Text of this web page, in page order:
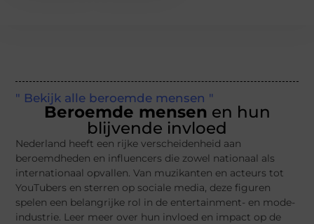
" Bekijk alle beroemde mensen "
Beroemde mensen en hun
blijvende invloed
Nederland heeft een rijke verscheidenheid aan
beroemdheden en influencers die zowel nationaal als
internationaal opvallen. Van muzikanten en acteurs tot
YouTubers en sterren op sociale media, deze figuren
spelen een belangrijke rol in de entertainment- en mode-
industrie. Leer meer over hun invloed en impact op de